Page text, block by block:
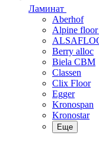
Ламинат
Aberhof
Alpine
Berry alloc
Biela CBM
Classen
Clix Floor
Egger
Kronospan
Kronostar
Еще